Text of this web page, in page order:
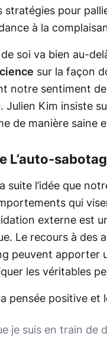
stratégies pour
à la
soi va bien au-
sur la façon
notre sentiment
Julien Kim insiste
de manière saine
L’auto-
suite l’idée que
qui
externe est
Le recours à
peuvent apporter
les véritables
pensée positive
je suis en train de